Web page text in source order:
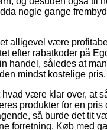
nogle gange
alligevel være
efter rabatkoder på
handel, således at
mindst kostelige pris.
være klar over, at
produkter for en pris
så burde det tit
forretning. Køb med